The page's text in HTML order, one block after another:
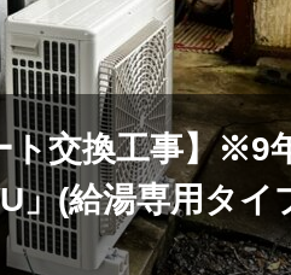
ト交換工事】※9
」(給湯専用タイ